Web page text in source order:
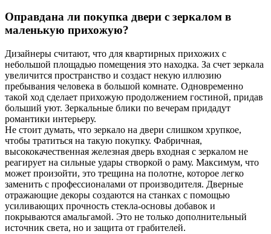
Оправдана ли покупка двери с зеркалом в
маленькую прихожую?
Дизайнеры считают, что для квартирных прихожих с
небольшой площадью помещения это находка. За счет зеркала
увеличится пространство и создаст некую иллюзию
пребывания человека в большой комнате. Одновременно
такой ход сделает прихожую продолжением гостиной, придав
больший уют. Зеркальные блики по вечерам придадут
романтики интерьеру.
Не стоит думать, что зеркало на двери слишком хрупкое,
чтобы тратиться на такую покупку. Фабричная,
высококачественная железная дверь входная с зеркалом не
реагирует на сильные удары створкой о раму. Максимум, что
может произойти, это трещина на полотне, которое легко
заменить с профессионалами от производителя. Дверные
отражающие декоры создаются на станках с помощью
усиливающих прочность стекла-основы добавок и
покрываются амальгамой. Это не только дополнительный
источник света, но и защита от грабителей.